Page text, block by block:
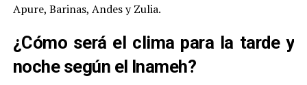
Apure, Barinas, Andes y Zulia.
¿Cómo será el clima para la tarde y
noche según el Inameh?